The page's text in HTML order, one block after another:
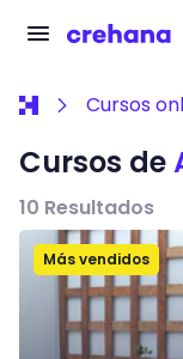
Cursos
Cursos de
10 Resultados
Más vendidos